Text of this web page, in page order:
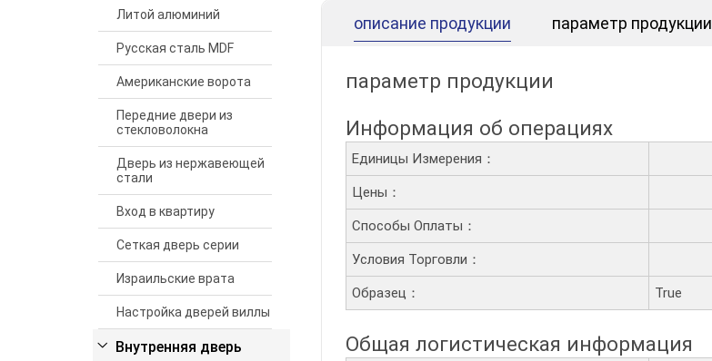
Литой алюминий
Русская сталь MDF
Американские ворота
Передние двери из
стекловолокна
Дверь из нержавеющей
стали
Вход в квартиру
Сеткая дверь серии
Израильские врата
Настройка дверей виллы
Внутренняя дверь
описание продукции параметр продукции
параметр продукции
Информация об операциях
Единицы Измерения：
Цены：
Способы Оплаты：
Условия Торговли：
Образец： True
Общая логистическая информация